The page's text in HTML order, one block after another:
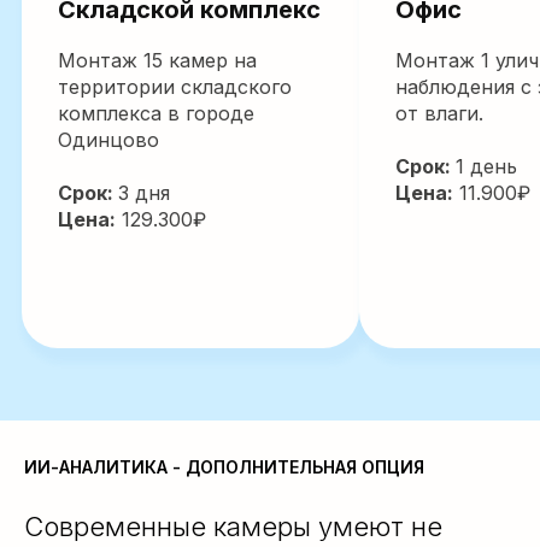
Офис
Монтаж 1 уличной камеры
наблюдения с защитой
от влаги.
Цена: 11.900₽
Установка
системы в
экономики и
ИИ-АНАЛИТИКА - ДОПОЛНИТЕЛЬНАЯ ОПЦИЯ
Современные камеры умеют не